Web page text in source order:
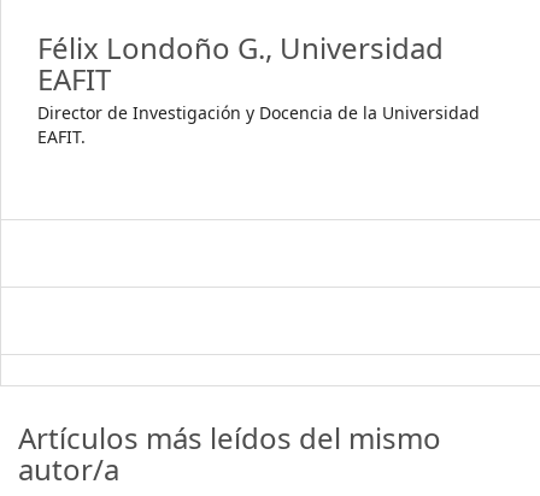
Félix Londoño G., Universidad
EAFIT
Director de Investigación y Docencia de la Universidad
EAFIT.
Artículos más leídos del mismo
autor/a